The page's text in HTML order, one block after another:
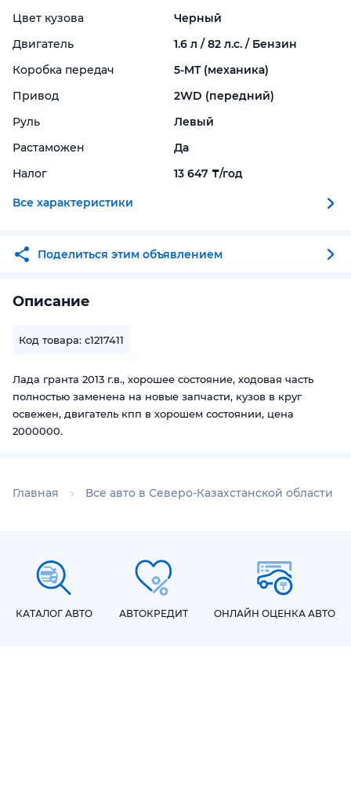
Цвет кузова
Черный
Двигатель
1.6 л / 82 л.с. / Бензин
Коробка передач
5-MT (механика)
Привод
2WD (передний)
Руль
Левый
Растаможен
Да
Налог
13 647 ₸/год
Все характеристики
Поделиться этим объявлением
Описание
Код товара: c1217411
Лада гранта 2013 г.в., хорошее состояние, ходовая часть
полностью заменена на новые запчасти, кузов в круг
освежен, двигатель кпп в хорошем состоянии, цена
2000000.
Главная Все авто в Северо-Казахстанской области
КАТАЛОГ АВТО АВТОКРЕДИТ ОНЛАЙН ОЦЕНКА АВТО